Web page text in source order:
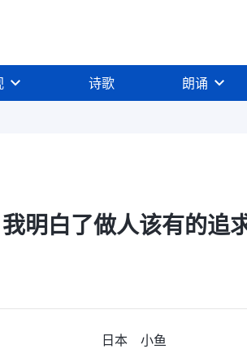
诗歌 朗诵
我明白了做人该有的追
日本 小鱼